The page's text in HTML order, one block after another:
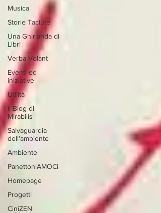
Musica
Storie Taciute
Una Ghirlanda di
Libri
Verba Volant
Eventi ed
iniziative
Utilità
Il Blog di
Mirabilis
Salvaguardia
dell'ambiente
Ambiente
PanettoniAMOCi
Homepage
Progetti
CiniZEN